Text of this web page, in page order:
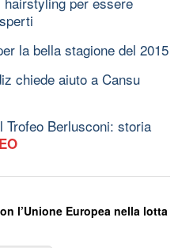
la bella stagione del 2015
chiede aiuto a Cansu
Trofeo Berlusconi: storia
l’Unione Europea nella lotta